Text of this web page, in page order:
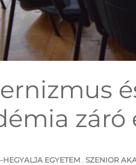
záró
HEGYALJA EGYETEM , SZENIOR